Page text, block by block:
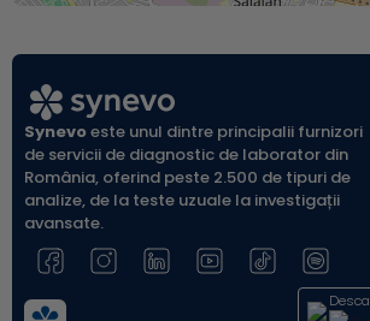
Synevoeste unul dintre principalii furnizori
de servicii de diagnostic de laborator din
România, oferind peste 2.500 de tipuri de
analize, de la teste uzuale la investigații
avansate.